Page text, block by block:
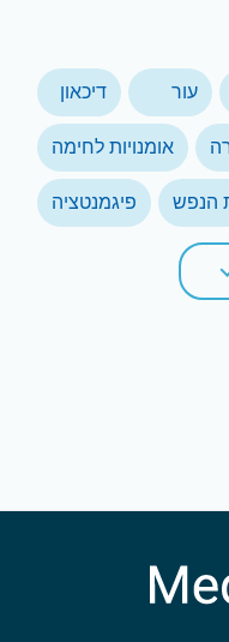
עור דיכאון
אומנויות לחימה
הנפש פיגמנטציה